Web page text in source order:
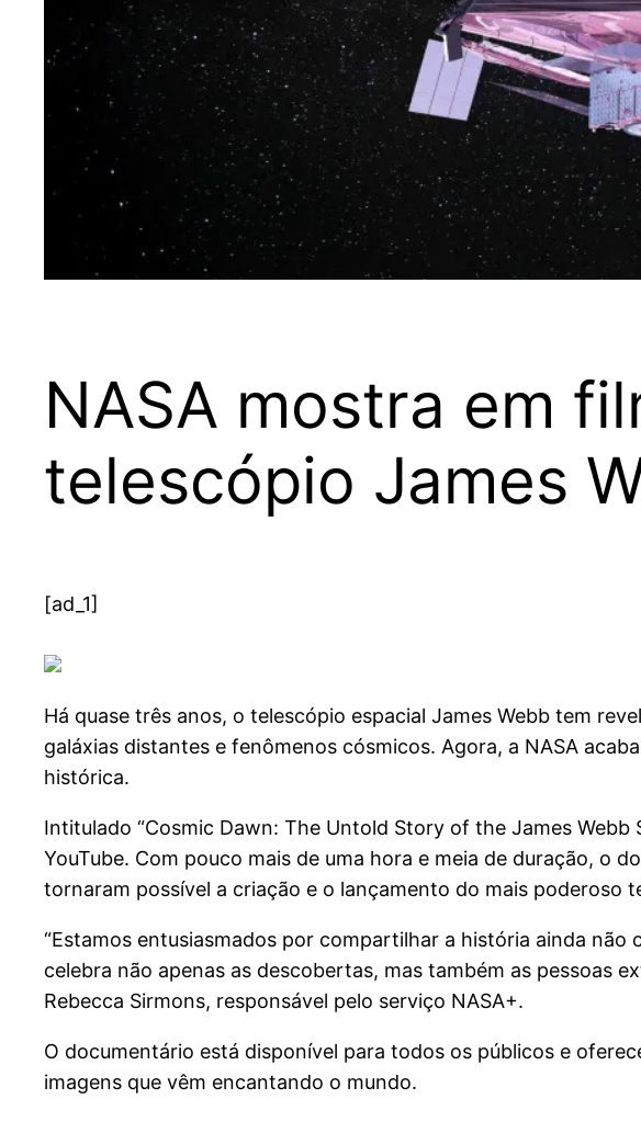
NASA mostra em
telescópio James
[ad_1]
Há quase três anos, o telescópio espacial James Webb tem
galáxias distantes e fenômenos cósmicos. Agora, a NASA
histórica.
Intitulado “Cosmic Dawn: The Untold Story of the James
YouTube. Com pouco mais de uma hora e meia de duração, o
tornaram possível a criação e o lançamento do mais poderoso
“Estamos entusiasmados por compartilhar a história ainda não
celebra não apenas as descobertas, mas também as pessoas
Rebecca Sirmons, responsável pelo serviço NASA+.
O documentário está disponível para todos os públicos e
imagens que vêm encantando o mundo.